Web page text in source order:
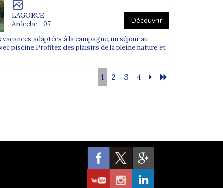
LAGORCE
Ardeche - 07
Découvrir
adaptées à la campagne, un séjour au
piscine.Profitez des plaisirs de la pleine nature et
1 2 3 4